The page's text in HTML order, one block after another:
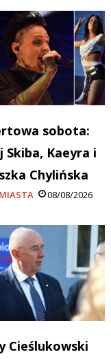
sobota:
Skiba, Kaeyra i
Chylińska
08/08/2026
Cieślukowski